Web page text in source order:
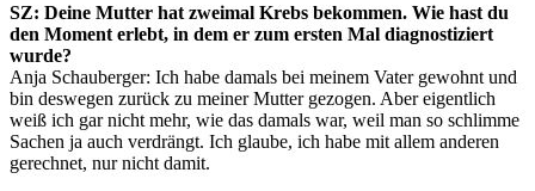
SZ: Deine Mutter hat zweimal Krebs bekommen. Wie hast du
den Moment erlebt, in dem er zum ersten Mal diagnostiziert
wurde?
Anja Schauberger: Ich habe damals bei meinem Vater gewohnt und
bin deswegen zurück zu meiner Mutter gezogen. Aber eigentlich
weiß ich gar nicht mehr, wie das damals war, weil man so schlimme
Sachen ja auch verdrängt. Ich glaube, ich habe mit allem anderen
gerechnet, nur nicht damit.